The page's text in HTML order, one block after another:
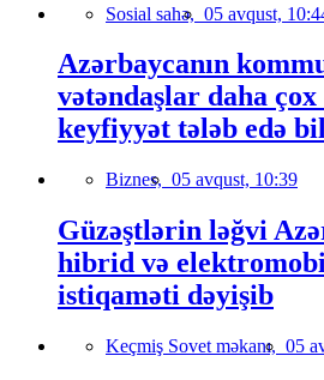
Sosial sahə, 05 avqust,
Azərbaycanın
vətəndaşlar daha
keyfiyyət tələb edə
Biznes, 05 avqust, 10:39
Güzəştlərin ləğvi
hibrid və
istiqaməti dəyişib
Keçmiş Sovet məkanı, 05